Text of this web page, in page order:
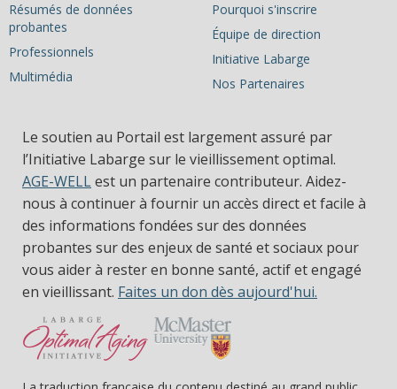
Résumés de données
probantes
Professionnels
Multimédia
Pourquoi s'inscrire
Équipe de direction
Initiative Labarge
Nos Partenaires
Le soutien au Portail est largement assuré par
l’Initiative Labarge sur le vieillissement optimal.
AGE-WELLest un partenaire contributeur. Aidez-
nous à continuer à fournir un accès direct et facile à
des informations fondées sur des données
probantes sur des enjeux de santé et sociaux pour
vous aider à rester en bonne santé, actif et engagé
en vieillissant. Faites un don dès aujourd'hui.